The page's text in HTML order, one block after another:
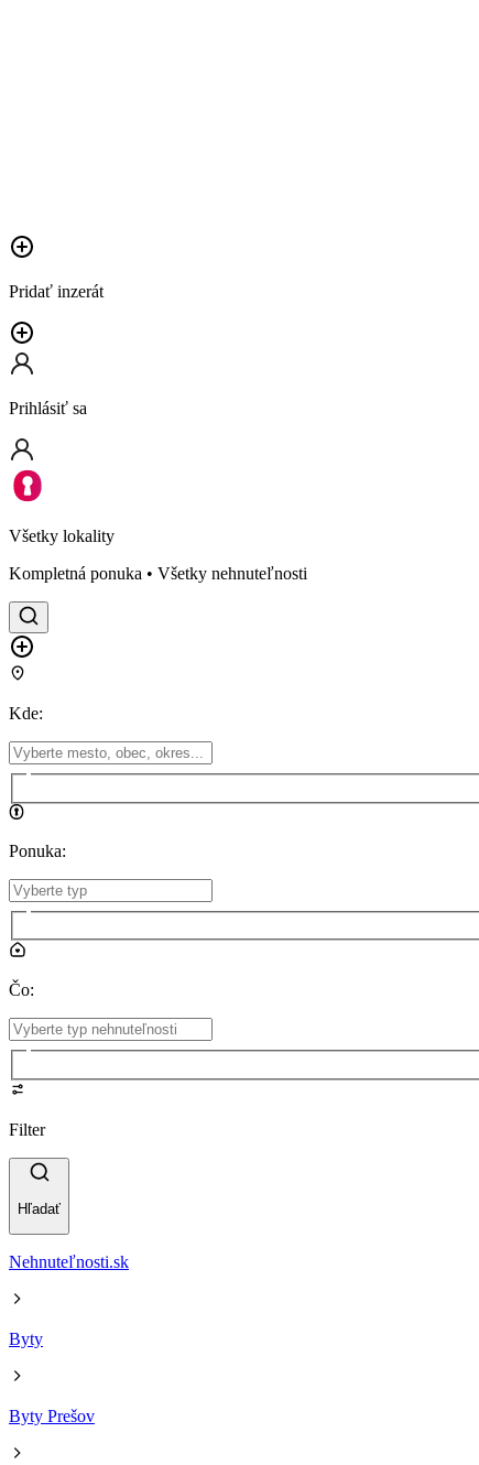
Pridať inzerát
Prihlásiť sa
Všetky lokality
Kompletná ponuka • Všetky nehnuteľnosti
Kde:
Ponuka:
Čo:
Filter
Hľadať
Nehnuteľnosti.sk
Byty
Byty Prešov